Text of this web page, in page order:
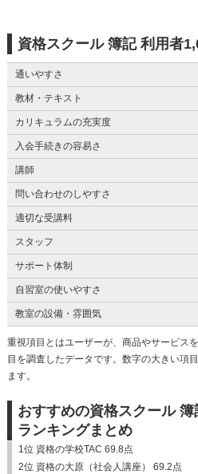
資格スクール 簿記 利用者
通いやすさ
教材・テキスト
カリキュラムの充実度
入会手続きの容易さ
講師
問い合わせのしやすさ
適切な受講料
スタッフ
サポート体制
自習室の使いやすさ
教室の設備・雰囲気
重視項目とはユーザーが、商品やサービス
目を調査したデータです。数字の大きい項
ます。
おすすめの資格スクール
ランキングまとめ
1位 資格の学校TAC 69.8点
2位 資格の大原（社会人講座） 69.2点